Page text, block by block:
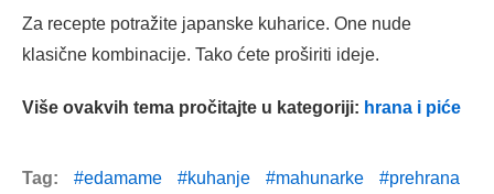
Za recepte potražite japanske kuharice. One nude
klasične kombinacije. Tako ćete proširiti ideje.
Više ovakvih tema pročitajte u kategoriji: hrana i piće
Tag: edamame kuhanje mahunarke prehrana